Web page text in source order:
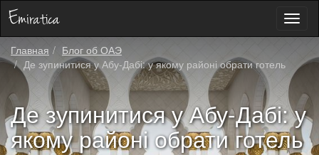
Главная
Блог об ОАЭ
Де зупинитися у Абу-Дабі: у якому районі обрати готель
Де зупинитися у Абу-Дабі: у
якому районі обрати готель